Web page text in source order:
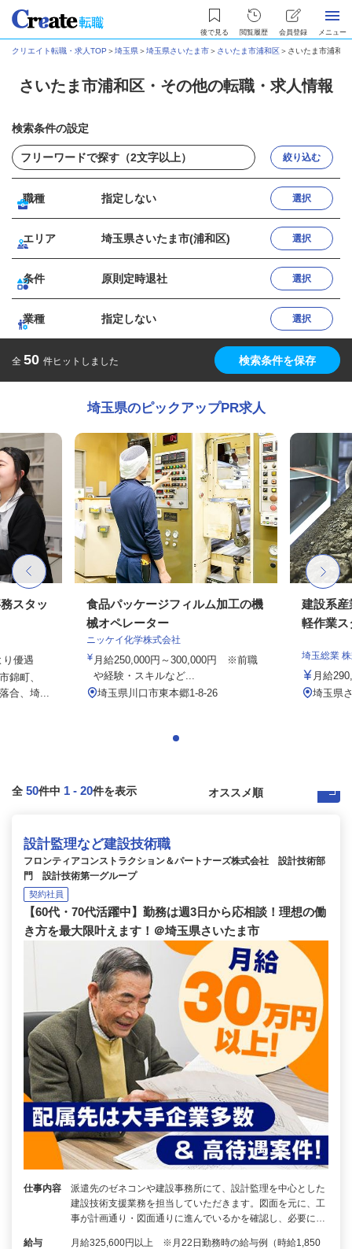
後で見る 閲覧履歴 会員登録 メニュー
クリエイト転職・求人TOP ＞埼玉県＞埼玉県さいたま市＞ さいたま市浦和区＞ さいたま市浦和
さいたま市浦和区・その他の転職・求人情報
検索条件の設定
絞り込む
職種 指定しない 選択
エリア 埼玉県さいたま市(浦和区) 選択
条件 原則定時退社 選択
業種 指定しない 選択
全 50 件ヒットしました 検索条件を保存
埼玉県のピックアップPR求人
スタッ
優遇
錦町、
合、埼...
食品パッケージフィルム加工の機
械オペレーター
ニッケイ化学株式会社
月給250,000円～300,000円 ※前職
や経験・スキルなど...
埼玉県川口市東本郷1-8-26
建設系産
軽作業ス
埼玉総業
月給
埼玉県
全 50件中 1 - 20件を表示
設計監理など建設技術職
フロンティアコンストラクション＆パートナーズ株式会社 設計技術部
門 設計技術第一グループ
契約社員
【60代・70代活躍中】勤務は週3日から応相談！理想の働
き方を最大限叶えます！＠埼玉県さいたま市
仕事内容
派遣先のゼネコンや建設事務所にて、設計監理を中心とした
建設技術支援業務を担当していただきます。図面を元に、工
事が計画通り・図面通りに進んでいるかを確認し、必要に…
給与
月給325,600円以上 ※月22日勤務時の給与例（時給1,850